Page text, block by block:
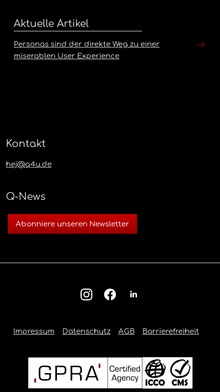
Aktuelle Artikel
Personas sind der direkte Weg zu einer
miserablen User Experience
Kontakt
hej@q4u.de
Q-News
Abonniere unseren Newsletter
Impressum Datenschutz AGB Barrierefreiheit